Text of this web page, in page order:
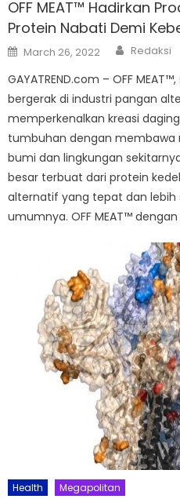
OFF MEAT™️ Hadirkan
Protein Nabati Demi
Posted
on
March 26, 2022 Author
Redaksi
GAYATREND.com – OFF
bergerak di industri pangan
memperkenalkan kreasi
tumbuhan dengan membawa
bumi dan lingkungan
besar terbuat dari protein
alternatif yang tepat dan lebih
umumnya. OFF MEAT™️ dengan
Health Megapolitan